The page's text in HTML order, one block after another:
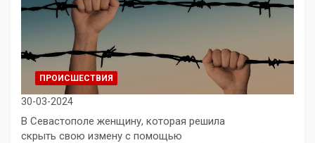
ПРОИСШЕСТВИЯ
30-03-2024
В Севастополе женщину, которая решила
скрыть свою измену с помощью